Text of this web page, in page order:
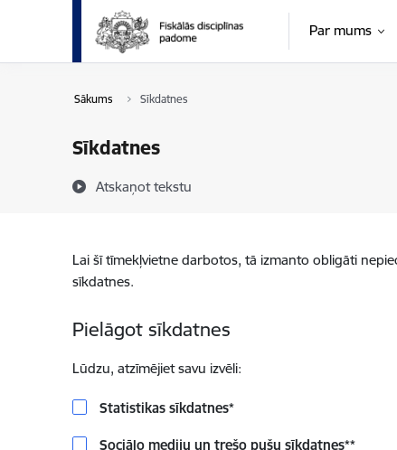
Pāriet uz lapas saturu
Par mums
Sākums Sīkdatnes
Sīkdatnes
Atskaņot tekstu
Lai šī tīmekļvietne darbotos, tā izmanto obligāti
sīkdatnes.
Pielāgot sīkdatnes
Lūdzu, atzīmējiet savu izvēli:
Statistikas sīkdatnes*
Sociālo mediju un trešo pušu sīkdatnes**